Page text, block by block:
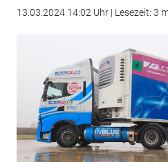
13.03.2024 14:02 Uhr | Lesezeit: 3